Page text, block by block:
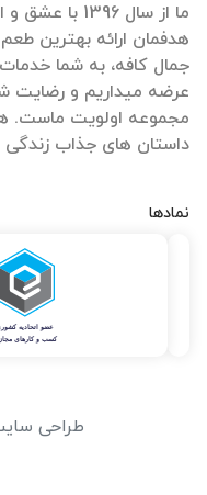
ما از سال
هدفمان ارائه بهترین
جمال کافه، به شما
عرضه میداریم و رضایت
مجموعه اولویت ماست.
داستان های جذاب
نمادها
طراحی